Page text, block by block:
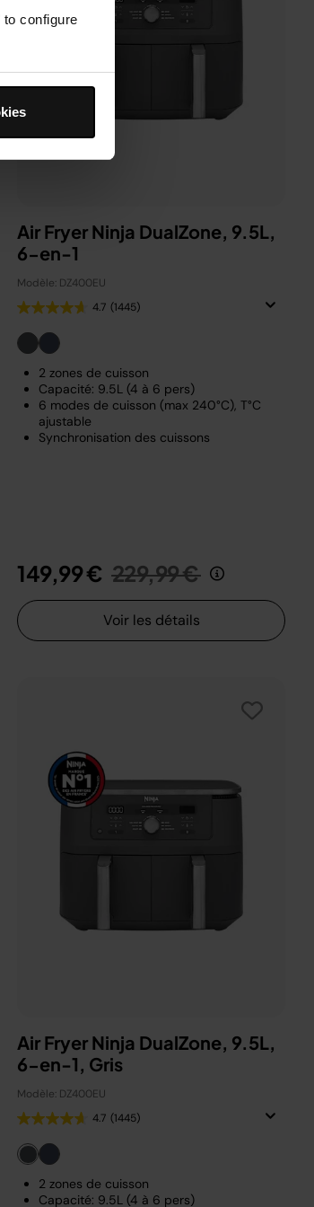
configure
Air Fryer Ninja DualZone, 9.5L,
6-en-1
Modèle: DZ400EU
4.7 (1445)
2 zones de cuisson
Capacité: 9.5L (4 à 6 pers)
6 modes de cuisson (max 240°C), T°C
ajustable
Synchronisation des cuissons
149,99 € Prix réduit de
229,99 €au
Voir les détails
Air Fryer Ninja DualZone, 9.5L,
6-en-1, Gris
Modèle: DZ400EU
4.7 (1445)
2 zones de cuisson
Capacité: 9.5L (4 à 6 pers)